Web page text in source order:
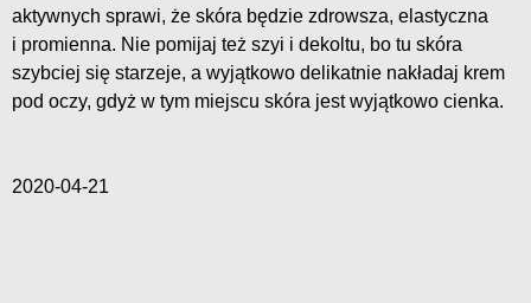
aktywnych sprawi, że skóra będzie zdrowsza, elastyczna
i promienna. Nie pomijaj też szyi i dekoltu, bo tu skóra
szybciej się starzeje, a wyjątkowo delikatnie nakładaj krem
pod oczy, gdyż w tym miejscu skóra jest wyjątkowo cienka.
2020-04-21